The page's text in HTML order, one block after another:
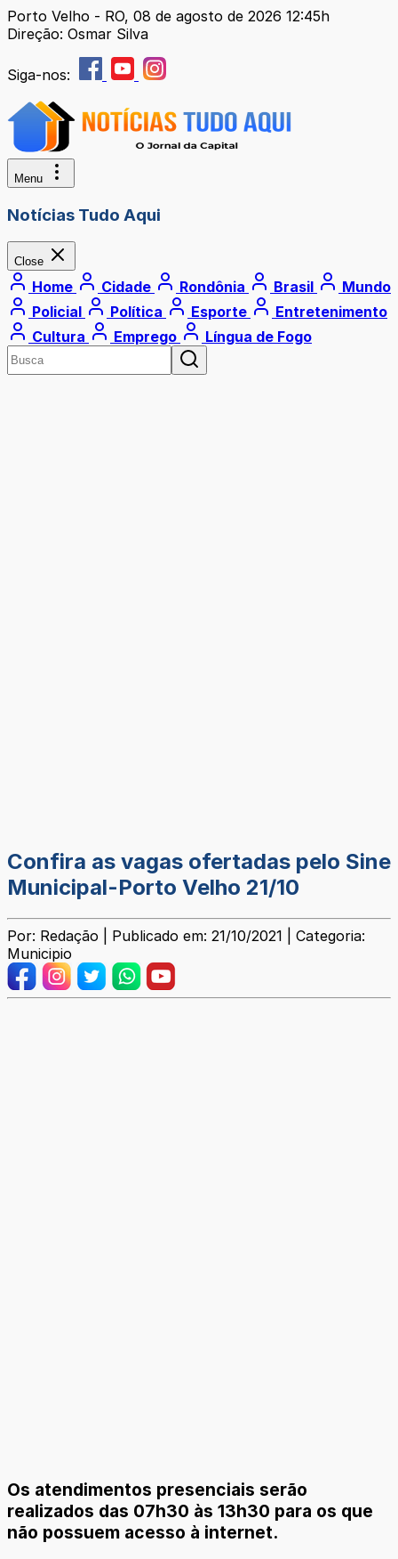
Porto Velho - RO, 08 de agosto de 2026 12:45h
Direção: Osmar Silva
Siga-nos:
Menu
Notícias Tudo Aqui
Close
Home Cidade Rondônia Brasil
Mundo
Policial
Política Esporte
Entretenimento
Cultura
Emprego Língua de Fogo
Confira as vagas ofertadas pelo Sine
Municipal-Porto Velho 21/10
Por: Redação | Publicado em: 21/10/2021 | Categoria:
Municipio
Os atendimentos presenciais serão
realizados das 07h30 às 13h30 para os que
não possuem acesso à internet.